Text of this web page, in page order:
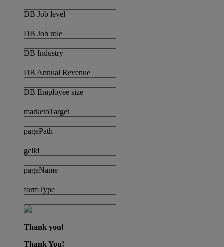
DB Job level
DB Job role
DB Industry
DB Annual Revenue
DB Employee size
marketoTarget
pagePath
gclid
pageName
formType
Thank you!
Thank You!